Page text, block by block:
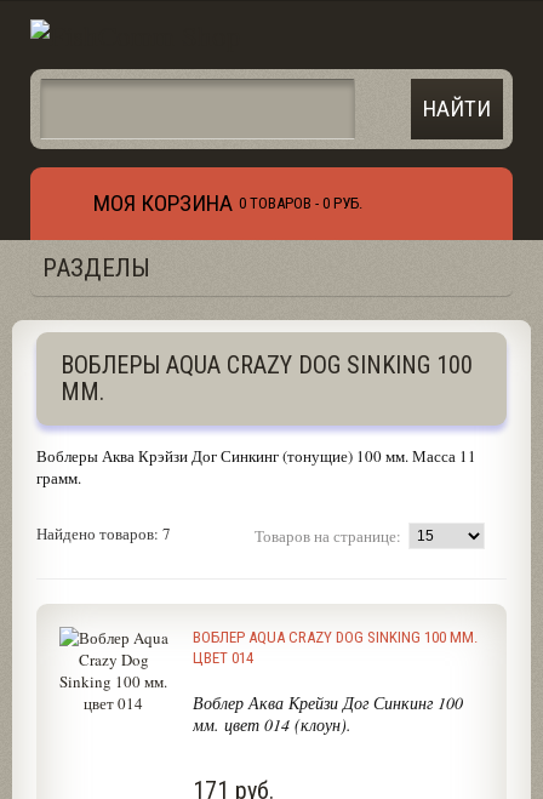
МОЯ КОРЗИНА 0 ТОВАРОВ - 0 РУБ.
РАЗДЕЛЫ
ВОБЛЕРЫ AQUA CRAZY DOG SINKING 100
ММ.
Воблеры Аква Крэйзи Дог Синкинг (тонущие) 100 мм. Масса 11
грамм.
Найдено товаров: 7 Товаров на странице:
ВОБЛЕР AQUA CRAZY DOG SINKING 100 ММ.
ЦВЕТ 014
Воблер Аква Крейзи Дог Синкинг 100
мм. цвет 014 (клоун).
171 руб.